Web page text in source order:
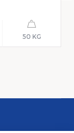
50 KG